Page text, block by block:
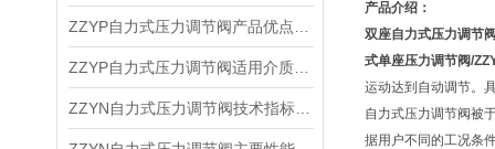
产品介绍：
双座自力式压力调节
式单座压力调节阀/
运动达到自动调节。
自力式压力调节阀被
据用户不同的工况条